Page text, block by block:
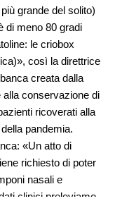
grande del solito)
di meno 80 gradi
le criobox
così la direttrice
creata dalla
conservazione di
ricoverati alla
pandemia.
«Un atto di
richiesto di poter
nasali e
clinici preleviamo,
biologico come